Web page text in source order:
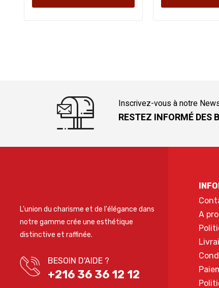
Inscrivez-vous à notre
RESTEZ INFORMÉ DES
L'union du charisme et de l'élégance dans
notre gamme crée une esthétique
distinctive et raffinée.
BESOIN D'AIDE ?
+216 36 36 12 12
A